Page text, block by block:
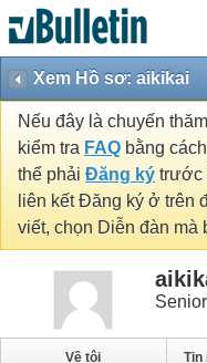
Xem Hồ sơ: aikikai
Nếu đây là chuyến
kiểm tra FAQ bằng
thể phải Đăng ký trước
liên kết Đăng ký ở trên
viết, chọn Diễn đàn mà
Về tôi Tin